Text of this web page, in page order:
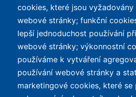
Přehled top listů
Nejlehčí elektrokola
Největší dojezd
Nejlevnější s Bosch CX
Největší poklesy cen
e-
cookies, které jsou
webové stránky; funkční
lepší jednoduchost používání
webové stránky; výkonnostní
používáme k vytváření
používání webové stránky a
marketingové cookies, které se